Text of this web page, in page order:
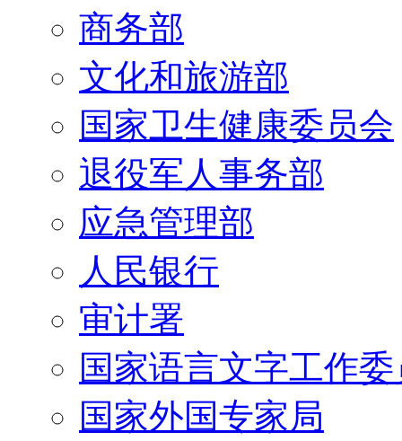
商务部
文化和旅游部
国家卫生健康委员会
退役军人事务部
应急管理部
人民银行
审计署
国家语言文字工作
国家外国专家局